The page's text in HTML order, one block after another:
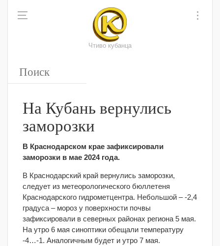
Чтиво кубанца
На Кубань вернулись
заморозки
В Краснодарском крае зафиксировали
заморозки в мае 2024 года.
В Краснодарский край вернулись заморозки,
следует из метеорологического бюллетеня
Краснодарского гидрометцентра. Небольшой – -2,4
градуса – мороз у поверхности почвы
зафиксировали в северных районах региона 5 мая.
На утро 6 мая синоптики обещали температуру
-4…-1. Аналогичным будет и утро 7 мая.